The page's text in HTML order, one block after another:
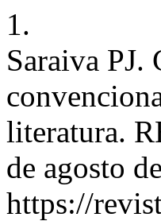
1.
Saraiva PJ.
literatura.
de agosto
https://